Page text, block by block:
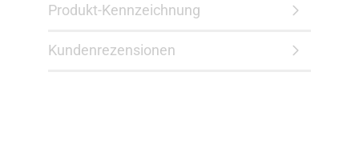
Produkt-Kennzeichnung
Kundenrezensionen